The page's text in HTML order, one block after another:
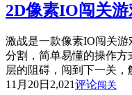
2D像素IO闯关
激战是一款像素IO闯关
分割，简单易懂的操作
层的阻碍，闯到下一关，
11月20日 2,021评论闯关